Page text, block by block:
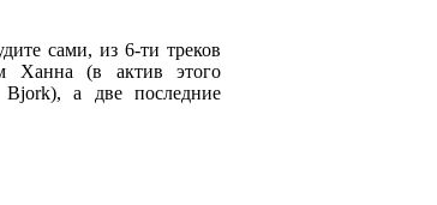
сами, из 6-ти треков
Ханна (в актив этого
а две последние